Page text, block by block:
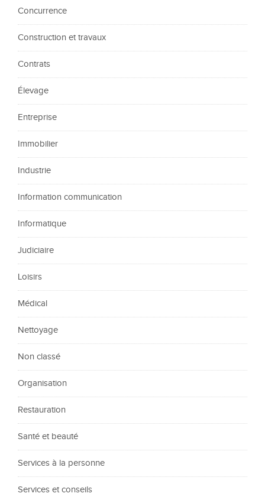
Concurrence
Construction et travaux
Contrats
Élevage
Entreprise
Immobilier
Industrie
Information communication
Informatique
Judiciaire
Loisirs
Médical
Nettoyage
Non classé
Organisation
Restauration
Santé et beauté
Services à la personne
Services et conseils